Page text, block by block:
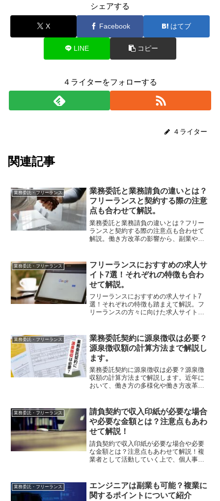
シェアする
X Facebook はてブ
LINE コピー
４ライターをフォローする
４ライター
関連記事
業務委託・フリーランス
業務委託と業務請負の違いとは？
フリーランスと契約する際の注意
点も合わせて解説。
業務委託と業務請負の違いとは？フリー
ランスと契約する際の注意点も合わせて
解説。働き方改革の影響から、副業や複
に、他の会社やフリーランスなどの外部
に委託する会社も増加傾向に...
業務委託・フリーランス
フリーランスにおすすめの求人サ
イト7選！それぞれの特徴も合わ
せて解説。
フリーランスにおすすめの求人サイト7
選！それぞれの特徴も踏まえて解説。フ
リーランスの方々に向けた求人サイトに
分にマッチしていない求人サイトから案
件を見つけようとすると、時...
業務委託・フリーランス
業務委託契約に源泉徴収は必要？
源泉徴収額の計算方法まで解説し
ます。
業務委託契約に源泉徴収は必要？源泉徴
収額の計算方法まで解説します。近年に
おいて、働き方の多様化や働き方改革推
す。また、今後は社会問題として人材不
足が懸念されていることから...
業務委託・フリーランス
請負契約で収入印紙が必要な場合
や必要な金額とは？注意点もあわ
せて解説！
請負契約で収入印紙が必要な場合や必要
な金額とは？注意点もあわせて解説！複
業者として活動していく上で、個人事業
書を取り交わす際に必要となるのが収入
印紙です。条件を満たした...
業務委託・フリーランス
エンジニアは副業も可能？複業に
関するポイントについて紹介